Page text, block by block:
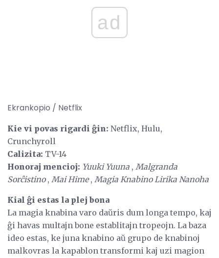
ad
Ekrankopio / Netflix
Kie vi povas rigardi ĝin: Netflix, Hulu,
Crunchyroll
Calizita: TV-14
Honoraj mencioj: Yuuki Yuuna , Malgranda
Sorĉistino, Mai Hime, Magia Knabino Lirika Nanoha
Kial ĝi estas la plej bona
La magia knabina varo daŭris dum longa tempo, kaj
ĝi havas multajn bone establitajn tropeojn. La baza
ideo estas, ke juna knabino aŭ grupo de knabinoj
malkovras la kapablon transformi kaj uzi magion